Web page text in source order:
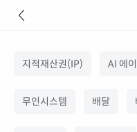
지적재산권(IP) AI 에
무인시스템 배달